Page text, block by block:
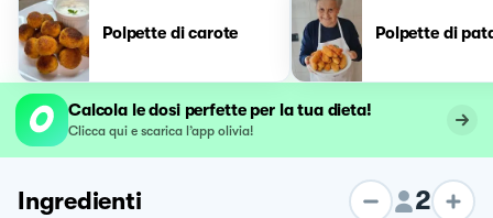
Polpette di carote Polpette di
Calcola le dosi perfette per la tua dieta!
Clicca qui e scarica l’app olivia!
Ingredienti 2